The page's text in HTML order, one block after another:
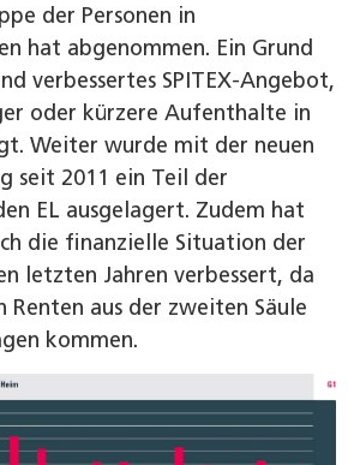
der Personen in
hat abgenommen. Ein Grund
verbessertes SPITEX-Angebot,
oder kürzere Aufenthalte in
Weiter wurde mit der neuen
seit 2011 ein Teil der
EL ausgelagert. Zudem hat
die finanzielle Situation der
letzten Jahren verbessert, da
Renten aus der zweiten Säule
kommen.